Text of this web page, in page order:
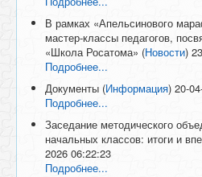
В рамках «Апельсинового
мастер-классы педагогов,
«Школа Росатома» (Новости)
Подробнее...
Документы (Информация) 20-
Подробнее...
Заседание методического
начальных классов: итоги и
2026 06:22:23
Подробнее...